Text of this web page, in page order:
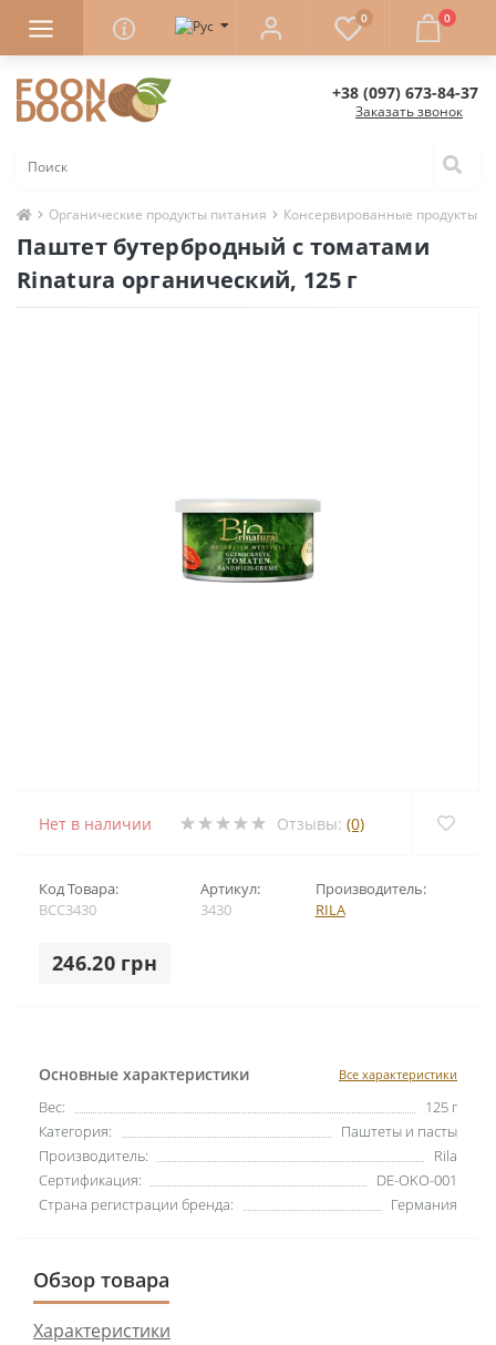
0 0
+38 (097) 673-84-37
Заказать звонок
Органические продукты питания Консервированные продукты
Паштет бутербродный с томатами
Rinatura органический, 125 г
Нет в наличии Отзывы: (0)
Код Товара:
BCC3430
Артикул:
3430
Производитель:
RILA
246.20 грн
Основные характеристики Все характеристики
Вес:
125 г
Категория:
Паштеты и пасты
Производитель:
Rila
Сертификация:
DE-OKO-001
Страна регистрации бренда:
Германия
Обзор товара
Характеристики